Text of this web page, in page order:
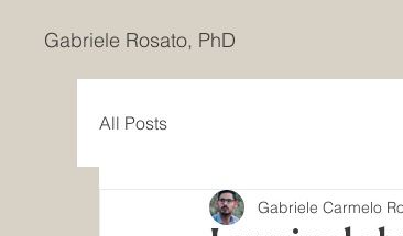
Gabriele Rosato, PhD
All Posts
Gabriele Carmelo